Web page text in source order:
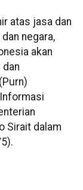
atas jasa dan
negara,
akan
Sirait dalam